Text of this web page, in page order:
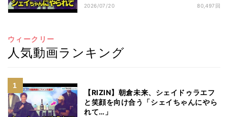
2026/07/20 80,497回
ウィークリー
人気動画ランキング
【RIZIN】朝倉未来、シェイドゥラエフ
と笑顔を向け合う「シェイちゃんにやら
れて…」